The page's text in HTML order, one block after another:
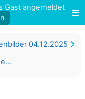
Gast angemeldet
04.12.2025
Studie der Medienanstalt NRW zum Thema Cybergrooming